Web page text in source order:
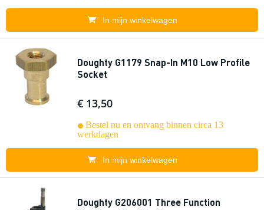
In mijn winkelwagen
Doughty G1179 Snap-In M10 Low Profile
Socket
€ 13,50
Bestel nu en ontvang binnen circa 13
werkdagen
In mijn winkelwagen
Doughty G206001 Three Function